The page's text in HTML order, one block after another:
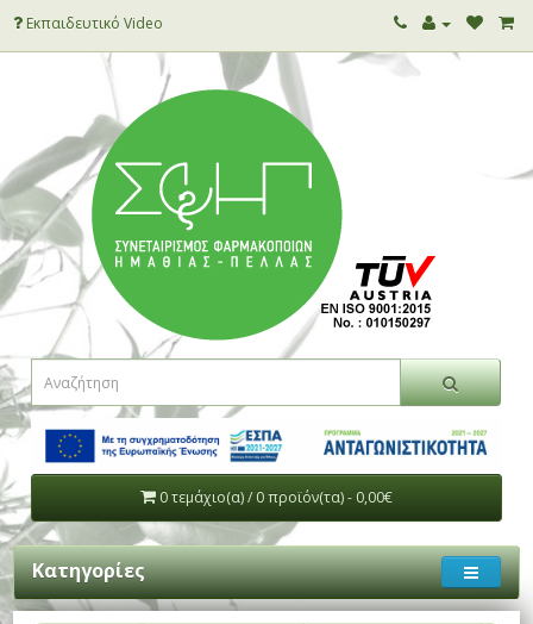
Εκπαιδευτικό Video
0 τεμάχιο(α) / 0 προϊόν(τα) - 0,00€
Κατηγορίες